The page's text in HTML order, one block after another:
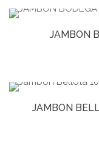
JAMBON
JAMBON